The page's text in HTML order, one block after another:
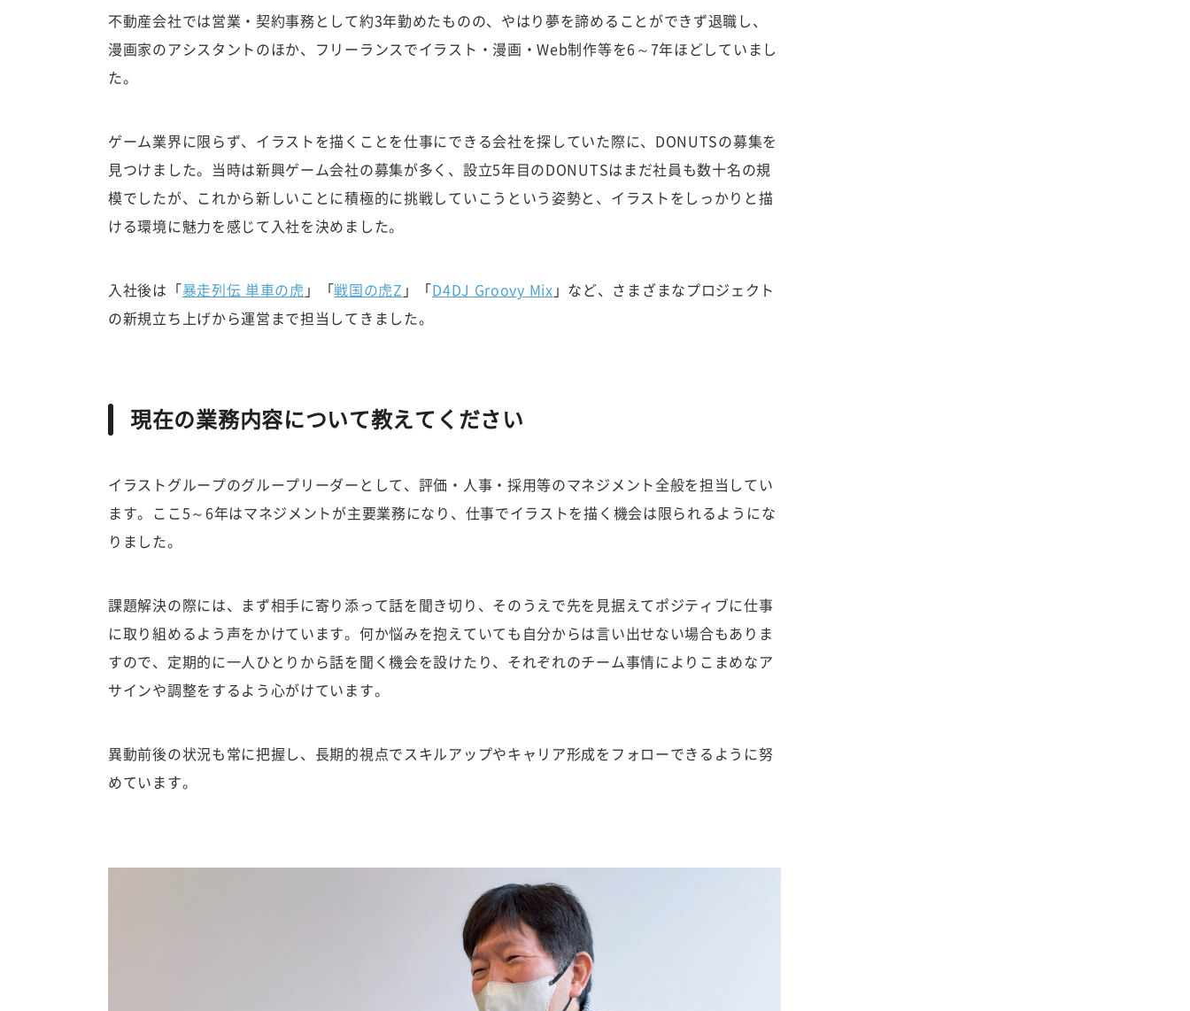
不動産会社では営業・契約事務として約3年勤めたものの、やはり夢を諦めることができず退職し、
漫画家のアシスタントのほか、フリーランスでイラスト・漫画・Web制作等を6～7年ほどしていまし
た。
ゲーム業界に限らず、イラストを描くことを仕事にできる会社を探していた際に、DONUTSの募集を
見つけました。当時は新興ゲーム会社の募集が多く、設立5年目のDONUTSはまだ社員も数十名の規
模でしたが、これから新しいことに積極的に挑戦していこうという姿勢と、イラストをしっかりと描
ける環境に魅力を感じて入社を決めました。
入社後は「 暴走列伝 単車の虎 」「 戦国の虎Z 」「 D4DJ Groovy Mix 」など、さまざまなプロジェクト
の新規立ち上げから運営まで担当してきました。
現在の業務内容について教えてください
イラストグループのグループリーダーとして、評価・人事・採用等のマネジメント全般を担当してい
ます。ここ5～6年はマネジメントが主要業務になり、仕事でイラストを描く機会は限られるようにな
りました。
課題解決の際には、まず相手に寄り添って話を聞き切り、そのうえで先を見据えてポジティブに仕事
に取り組めるよう声をかけています。何か悩みを抱えていても自分からは言い出せない場合もありま
すので、定期的に一人ひとりから話を聞く機会を設けたり、それぞれのチーム事情によりこまめなア
サインや調整をするよう心がけています。
異動前後の状況も常に把握し、長期的視点でスキルアップやキャリア形成をフォローできるように努
めています。